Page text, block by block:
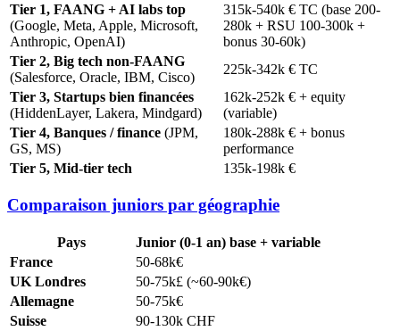
Tier 1, FAANG + AI labs top
(Google, Meta, Apple, Microsoft,
Anthropic, OpenAI)
315k-540k € TC (base 200-
280k + RSU 100-300k +
bonus 30-60k)
Tier 2, Big tech non-FAANG
(Salesforce, Oracle, IBM, Cisco)
225k-342k € TC
Tier 3, Startups bien financées
(HiddenLayer, Lakera, Mindgard)
162k-252k € + equity
(variable)
Tier 4, Banques / finance (JPM,
GS, MS)
180k-288k € + bonus
performance
Tier 5, Mid-tier tech
135k-198k €
Comparaison juniors par géographie
Pays
Junior (0-1 an) base + variable
France
50-68k€
UK Londres
50-75k£ (~60-90k€)
Allemagne
50-75k€
Suisse
90-130k CHF